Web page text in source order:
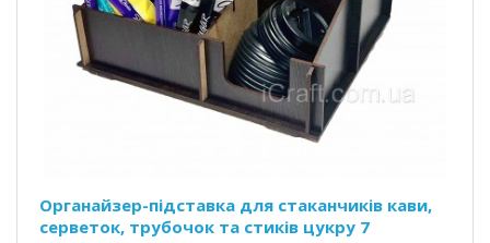
Органайзер-підставка для стаканчиків кави,
серветок, трубочок та стиків цукру 7